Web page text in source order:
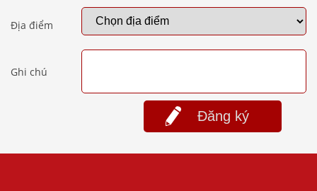
Địa điểm
Ghi chú
Đăng ký